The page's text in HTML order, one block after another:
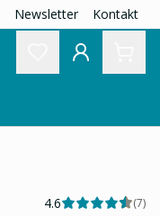
Newsletter Kontakt
4.6 (7)